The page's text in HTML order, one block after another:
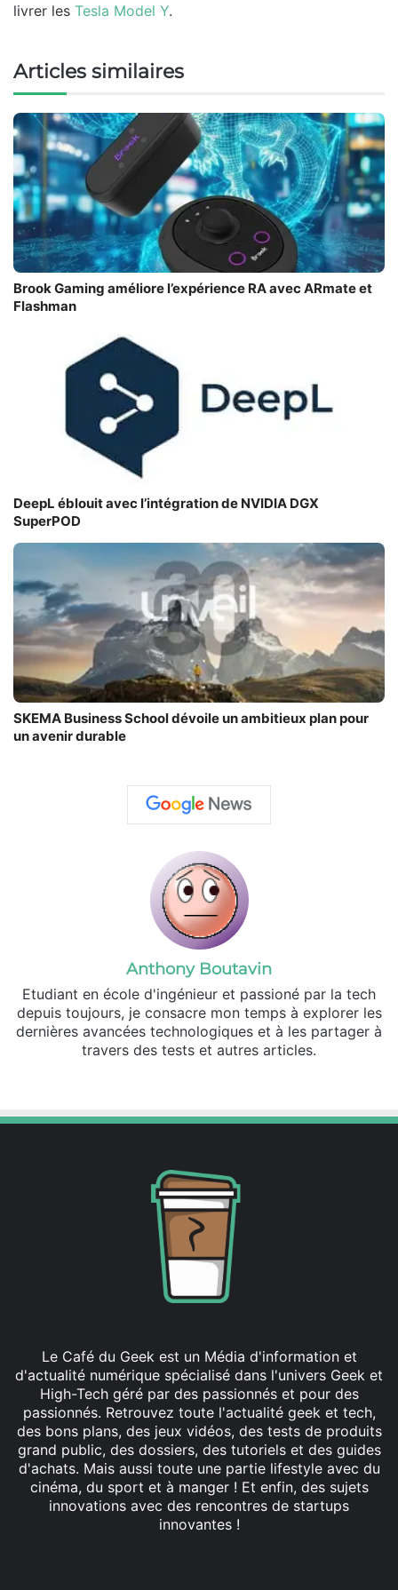
livrer les Tesla Model Y.
Articles similaires
Brook Gaming améliore l’expérience RA avec ARmate et
Flashman
DeepL éblouit avec l’intégration de NVIDIA DGX
SuperPOD
SKEMA Business School dévoile un ambitieux plan pour
un avenir durable
Anthony Boutavin
Etudiant en école d'ingénieur et passioné par la tech
depuis toujours, je consacre mon temps à explorer les
dernières avancées technologiques et à les partager à
travers des tests et autres articles.
Le Café du Geek est un Média d'information et
d'actualité numérique spécialisé dans l'univers Geek et
High-Tech géré par des passionnés et pour des
passionnés. Retrouvez toute l'actualité geek et tech,
des bons plans, des jeux vidéos, des tests de produits
grand public, des dossiers, des tutoriels et des guides
d'achats. Mais aussi toute une partie lifestyle avec du
cinéma, du sport et à manger ! Et enfin, des sujets
innovations avec des rencontres de startups
innovantes !